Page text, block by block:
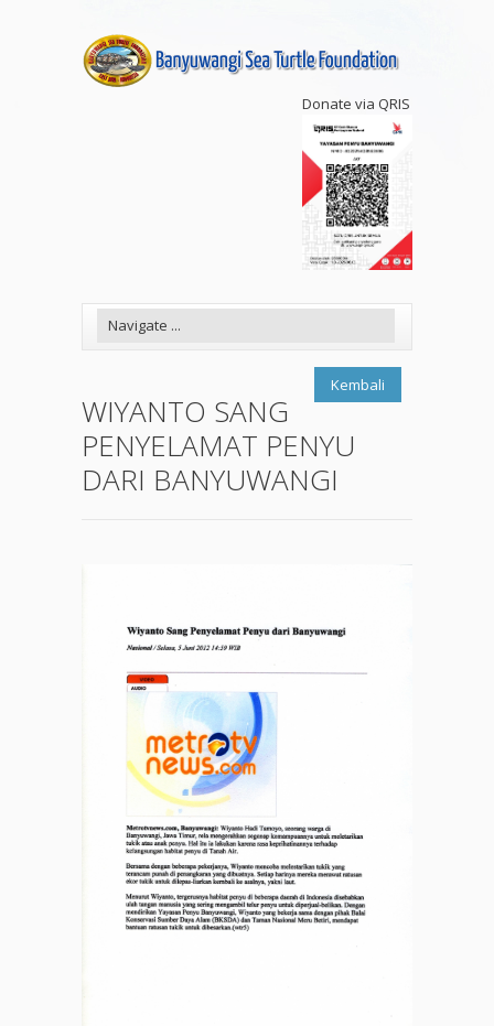
Donate via QRIS
Kembali
WIYANTO SANG
PENYELAMAT PENYU
DARI BANYUWANGI